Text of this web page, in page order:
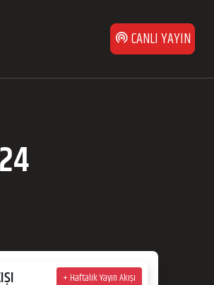
CANLI YAYIN
+ Haftalık Yayın Akışı